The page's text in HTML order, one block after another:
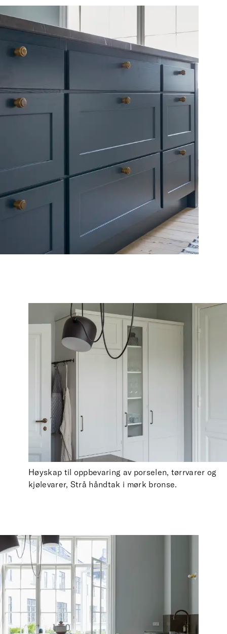
Høyskap til oppbevaring av porselen, tørrvarer og
kjølevarer, Strå håndtak i mørk bronse.